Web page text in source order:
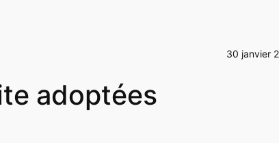
30 janvier
adoptées